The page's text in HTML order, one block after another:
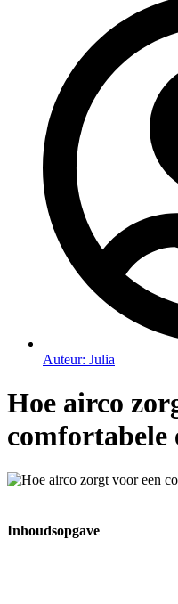
Auteur: Julia
Hoe airco
comfortabele
Inhoudsopgave